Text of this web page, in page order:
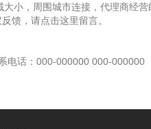
小，周围城市连接，代理商经
馈，请点击这里留言。
电话：000-000000 000-000000